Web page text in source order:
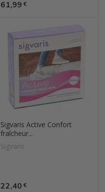
Prix
61,99 €
Sigvaris Active Confort
fraîcheur...
Sigvaris
Prix
22,40 €